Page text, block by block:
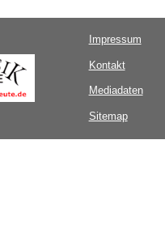
Impressum
Kontakt
Mediadaten
Sitemap